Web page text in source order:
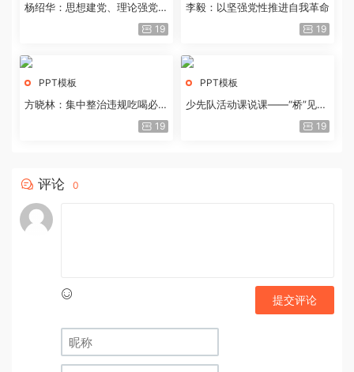
杨绍华：思想建党、理论强党的
19
李毅：以坚强党性推进自我革命
19
PPT模板
方晓林：集中整治违规吃喝必须
19
PPT模板
少先队活动课说课——“桥”见中
19
评论 0
提交评论